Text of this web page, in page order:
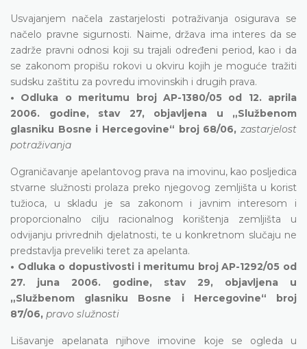
Usvajanjem načela zastarjelosti potraživanja osigurava se
načelo pravne sigurnosti. Naime, država ima interes da se
zadrže pravni odnosi koji su trajali određeni period, kao i da
se zakonom propišu rokovi u okviru kojih je moguće tražiti
sudsku zaštitu za povredu imovinskih i drugih prava.
• Odluka o meritumu broj AP-1380/05 od 12. aprila
2006. godine, stav 27, objavljena u „Službenom
glasniku Bosne i Hercegovine“ broj 68/06, zastarjelost
potraživanja
Ograničavanje apelantovog prava na imovinu, kao posljedica
stvarne služnosti prolaza preko njegovog zemljišta u korist
tužioca, u skladu je sa zakonom i javnim interesom i
proporcionalno cilju racionalnog korištenja zemljišta u
odvijanju privrednih djelatnosti, te u konkretnom slučaju ne
predstavlja preveliki teret za apelanta.
• Odluka o dopustivosti i meritumu broj AP-1292/05 od
27. juna 2006. godine, stav 29, objavljena u
„Službenom glasniku Bosne i Hercegovine“ broj
87/06, pravo služnosti
Lišavanje apelanata njihove imovine koje se ogleda u